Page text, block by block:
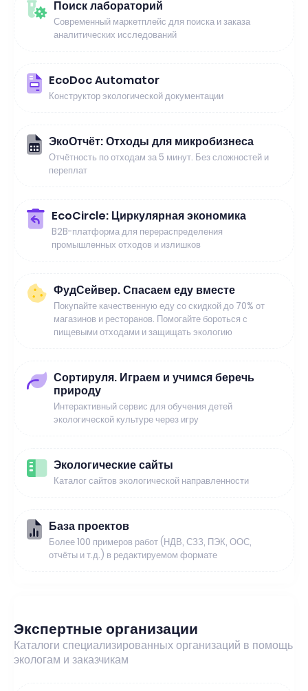
Поиск лабораторий
Современный маркетплейс для поиска и заказа
аналитических исследований
EcoDoc Automator
Конструктор экологической документации
ЭкоОтчёт: Отходы для микробизнеса
Отчётность по отходам за 5 минут. Без сложностей и
переплат
EcoCircle: Циркулярная экономика
B2B-платформа для перераспределения
промышленных отходов и излишков
ФудСейвер. Спасаем еду вместе
Покупайте качественную еду со скидкой до 70% от
магазинов и ресторанов. Помогайте бороться с
пищевыми отходами и защищать экологию
Сортируля. Играем и учимся беречь
природу
Интерактивный сервис для обучения детей
экологической культуре через игру
Экологические сайты
Каталог сайтов экологической направленности
База проектов
Более 100 примеров работ (НДВ, СЗЗ, ПЭК, ООС,
отчёты и т.д.) в редактируемом формате
Экспертные организации
Каталоги специализированных организаций в помощь
экологам и заказчикам